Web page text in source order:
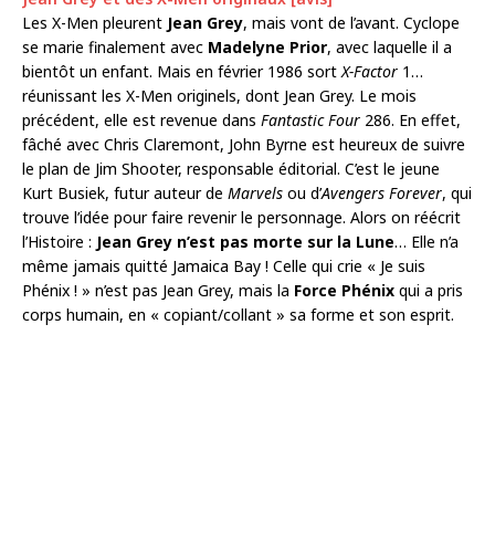
Les X-Men pleurent Jean Grey, mais vont de l’avant. Cyclope
se marie finalement avec Madelyne Prior, avec laquelle il a
bientôt un enfant. Mais en février 1986 sortX-Factor 1…
réunissant les X-Men originels, dont Jean Grey. Le mois
précédent, elle est revenue dans Fantastic Four 286. En effet,
fâché avec Chris Claremont, John Byrne est heureux de suivre
le plan de Jim Shooter, responsable éditorial. C’est le jeune
Kurt Busiek, futur auteur de Marvels ou d’Avengers Forever, qui
trouve l’idée pour faire revenir le personnage. Alors on réécrit
l’Histoire : Jean Grey n’est pas morte sur la Lune… Elle n’a
même jamais quitté Jamaica Bay ! Celle qui crie « Je suis
Phénix ! » n’est pas Jean Grey, mais la Force Phénix qui a pris
corps humain, en « copiant/collant » sa forme et son esprit.